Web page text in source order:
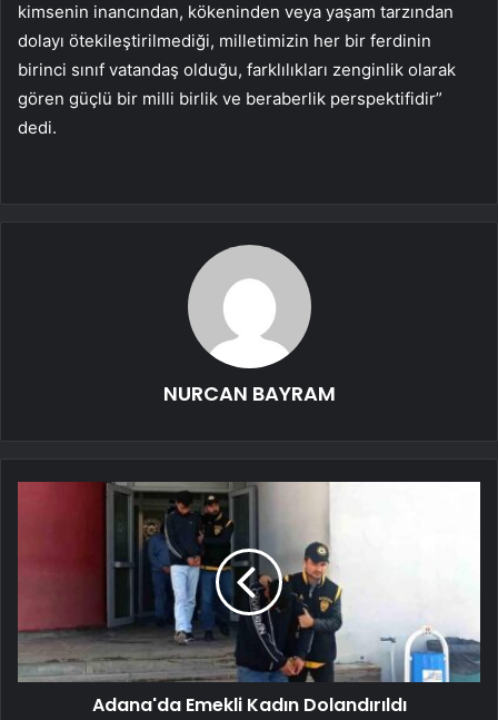
kimsenin inancından, kökeninden veya yaşam tarzından
dolayı ötekileştirilmediği, milletimizin her bir ferdinin
birinci sınıf vatandaş olduğu, farklılıkları zenginlik olarak
gören güçlü bir milli birlik ve beraberlik perspektifidir”
dedi.
NURCAN BAYRAM
Adana'da Emekli Kadın Dolandırıldı